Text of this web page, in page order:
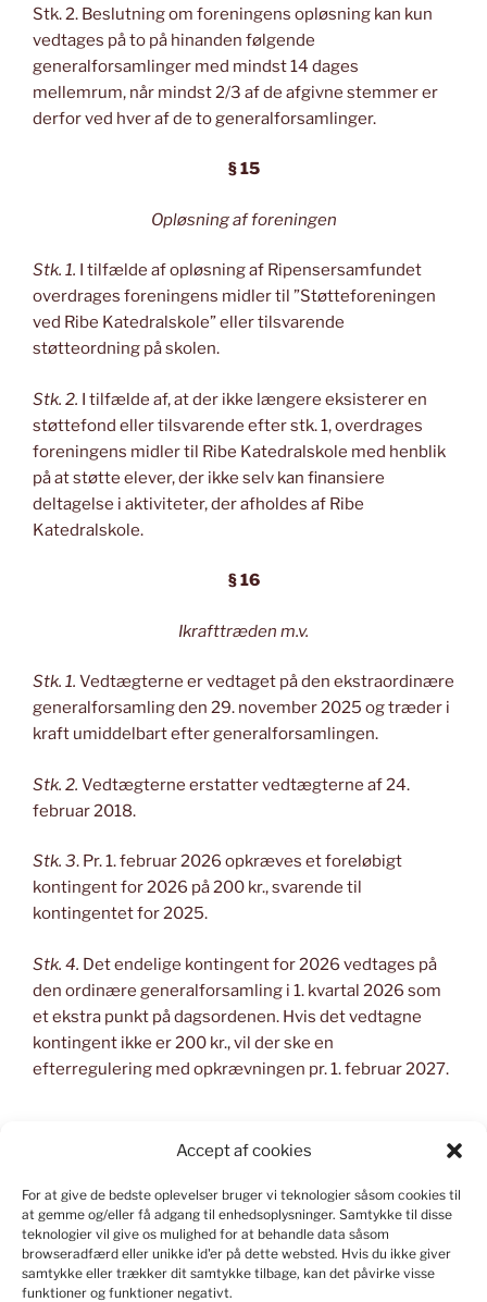
Accept af cookies
For at give de bedste oplevelser bruger vi teknologier såsom cookies til
at gemme og/eller få adgang til enhedsoplysninger. Samtykke til disse
teknologier vil give os mulighed for at behandle data såsom
browseradfærd eller unikke id'er på dette websted. Hvis du ikke giver
samtykke eller trækker dit samtykke tilbage, kan det påvirke visse
funktioner og funktioner negativt.
Stk. 2. Beslutning om foreningens opløsning kan kun
vedtages på to på hinanden følgende
generalforsamlinger med mindst 14 dages
mellemrum, når mindst 2/3 af de afgivne stemmer er
derfor ved hver af de to generalforsamlinger.
§ 15
Opløsning af foreningen
Stk. 1. I tilfælde af opløsning af Ripensersamfundet
overdrages foreningens midler til ”Støtteforeningen
ved Ribe Katedralskole” eller tilsvarende
støtteordning på skolen.
Stk. 2. I tilfælde af, at der ikke længere eksisterer en
støttefond eller tilsvarende efter stk. 1, overdrages
foreningens midler til Ribe Katedralskole med henblik
på at støtte elever, der ikke selv kan finansiere
deltagelse i aktiviteter, der afholdes af Ribe
Katedralskole.
§ 16
Ikrafttræden m.v.
Stk. 1. Vedtægterne er vedtaget på den ekstraordinære
generalforsamling den 29. november 2025 og træder i
kraft umiddelbart efter generalforsamlingen.
Stk. 2. Vedtægterne erstatter vedtægterne af 24.
februar 2018.
Stk. 3. Pr. 1. februar 2026 opkræves et foreløbigt
kontingent for 2026 på 200 kr., svarende til
kontingentet for 2025.
Stk. 4. Det endelige kontingent for 2026 vedtages på
den ordinære generalforsamling i 1. kvartal 2026 som
et ekstra punkt på dagsordenen. Hvis det vedtagne
kontingent ikke er 200 kr., vil der ske en
efterregulering med opkrævningen pr. 1. februar 2027.
KONSTRUERET I WORD PRESS
Kontaktwebmasterved spørgsmål om indlæg og
hjemmesiden.